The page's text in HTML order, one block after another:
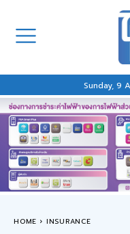
Sunday, 9
HOME INSURANCE